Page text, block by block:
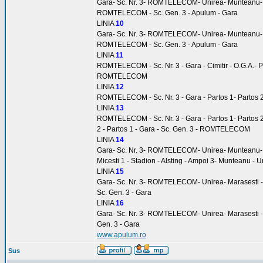
Gara- Sc. Nr. 3- ROMTELECOM- Unirea-
ROMTELECOM - Sc. Gen. 3 - Apulum - Gara
LINIA10
Gara- Sc. Nr. 3- ROMTELECOM- Unirea-
ROMTELECOM - Sc. Gen. 3 - Apulum - Gara
LINIA11
ROMTELECOM - Sc. Nr. 3 - Gara - Cimitir -
ROMTELECOM
LINIA12
ROMTELECOM - Sc. Nr. 3 - Gara - Partos 1-
LINIA13
ROMTELECOM - Sc. Nr. 3 - Gara - Partos 1-
2 - Partos 1 - Gara - Sc. Gen. 3 - ROMTELECOM
LINIA14
Gara- Sc. Nr. 3- ROMTELECOM- Unirea-
Micesti 1 - Stadion - Alsting - Ampoi 3- Munteanu -
LINIA15
Gara- Sc. Nr. 3- ROMTELECOM- Unirea-
Sc. Gen. 3 - Gara
LINIA16
Gara- Sc. Nr. 3- ROMTELECOM- Unirea-
Gen. 3 - Gara
www.apulum.ro
Sus